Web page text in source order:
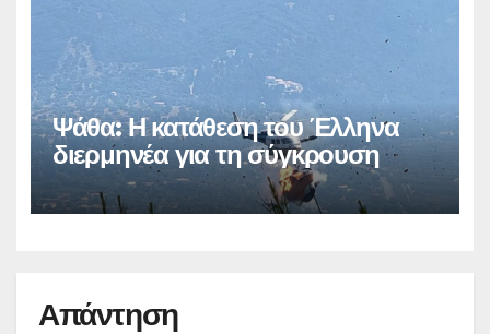
Ψάθα: Η κατάθεση του Έλληνα
διερμηνέα για τη σύγκρουση
Απάντηση